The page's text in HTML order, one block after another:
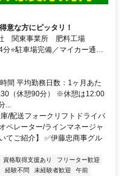
意な方にピッタリ！
社 関東事業所 肥料工場
⭐駐車場完備／マイカー通勤
間 平均勤務日数：1ヶ月あた
（休憩90分） ※休憩は12:00
/配送フォークリフトドライバ
ペレーター/ラインマネージャ
てご紹介】 ✅伊藤忠商事グル
資格取得支援あり
フリーター歓迎
経験不問 未経験者歓迎
午前